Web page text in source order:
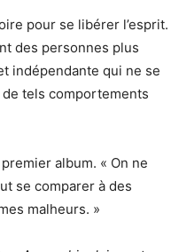
pour se libérer l’esprit.
des personnes plus
indépendante qui ne se
de tels comportements
album. « On ne
se comparer à des
malheurs. »